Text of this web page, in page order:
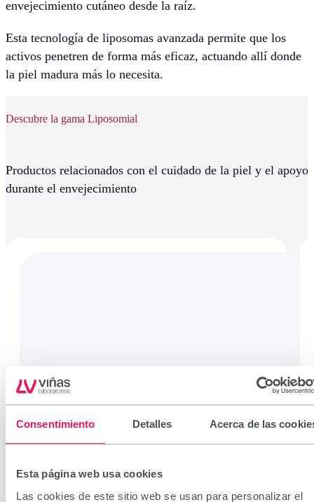
Consentimiento Detalles Acerca de las
Esta página web usa cookies
Las cookies de este sitio web se usan para personalizar el
envejecimiento cutáneo desde la raíz.
Esta tecnología de liposomas avanzada permite que los
activos penetren de forma más eficaz, actuando allí donde
la piel madura más lo necesita.
Descubre la gama Liposomial
Productos relacionados con el cuidado de la piel y el apoyo
durante el envejecimiento